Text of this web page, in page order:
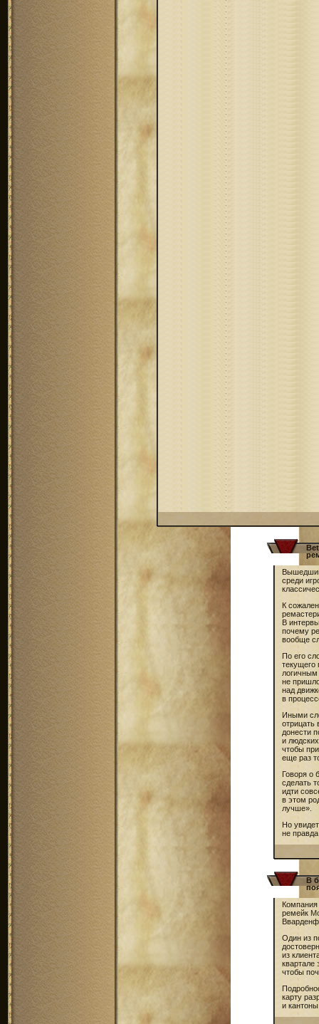
среди
К
В
почему
вообще
По его
текущего
логичным
не
над
в
Иными
отрицать
донести
и
чтобы
еще раз
Говоря о
сделать
идти
в этом
лучше».
Но
не
В
Компания
ремейк
Один из
из
квартале
чтобы
карту
и